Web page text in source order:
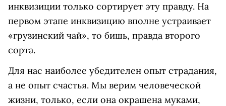
инквизиции только сортирует эту правду. На
первом этапе инквизицию вполне устраивает
«грузинский чай», то бишь, правда второго
сорта.
Для нас наиболее убедителен опыт страдания,
а не опыт счастья. Мы верим человеческой
жизни, только, если она окрашена муками,